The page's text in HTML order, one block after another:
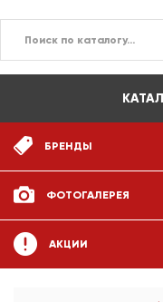
БРЕНДЫ
ФОТОГАЛЕРЕЯ
АКЦИИ